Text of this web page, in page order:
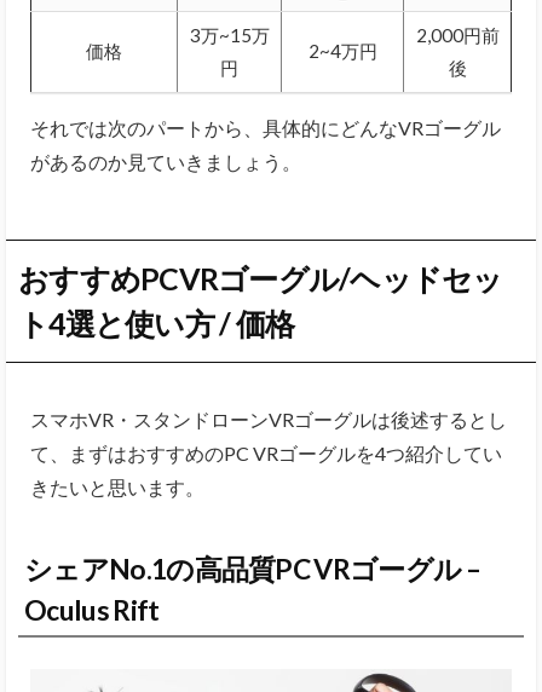
価格
3万~15万
円
2~4万円
2,000円前
後
それでは次のパートから、具体的にどんなVRゴーグル
があるのか見ていきましょう。
おすすめPCVRゴーグル/ヘッドセッ
ト4選と使い方 / 価格
スマホVR・スタンドローンVRゴーグルは後述するとし
て、まずはおすすめのPC VRゴーグルを4つ紹介してい
きたいと思います。
シェアNo.1の高品質PC VRゴーグル –
Oculus Rift